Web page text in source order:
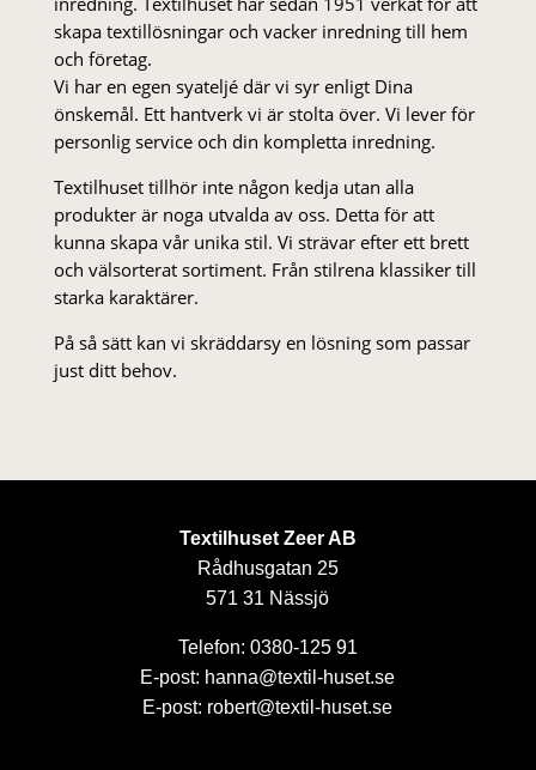
skapa textillösningar och vacker inredning till hem
och företag.
Vi har en egen syateljé där vi syr enligt Dina
önskemål. Ett hantverk vi är stolta över. Vi lever för
personlig service och din kompletta inredning.
Textilhuset tillhör inte någon kedja utan alla
produkter är noga utvalda av oss. Detta för att
kunna skapa vår unika stil. Vi strä­var efter ett brett
och välsorterat sor­ti­ment. Från stil­rena klas­siker till
starka karaktärer.
På så sätt kan vi skräddarsy en lösning som passar
just ditt behov.
Textilhuset Zeer AB
Rådhusgatan 25
571 31 Nässjö
Telefon: 0380-125 91
E-post: hanna@textil-huset.se
E-post: robert@textil-huset.se